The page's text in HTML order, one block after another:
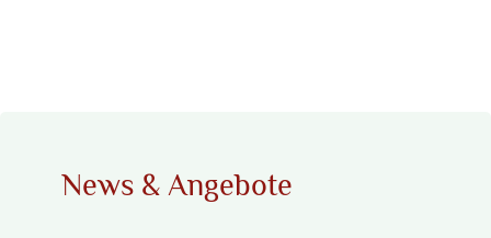
News & Angebote